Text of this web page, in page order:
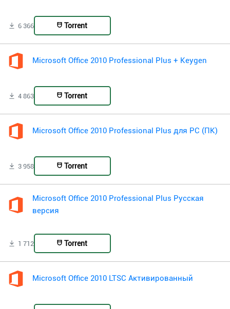
6 366 Torrent
Microsoft Office 2010 Professional Plus + Keygen
4 863 Torrent
Microsoft Office 2010 Professional Plus для PC (ПК)
3 958 Torrent
Microsoft Office 2010 Professional Plus Русская
версия
1 712 Torrent
Microsoft Office 2010 LTSC Активированный